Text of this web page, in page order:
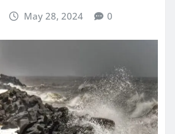
May 28, 2024 0